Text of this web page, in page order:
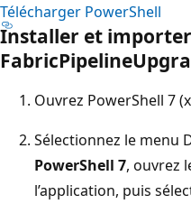
Télécharger PowerShell
Installer et
Ouvrez PowerShell 7
Sélectionnez le menu
PowerShell 7, ouvrez
l’application, puis